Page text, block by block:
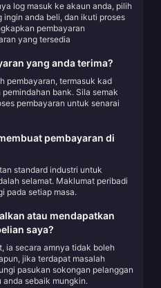
log masuk ke akaun anda, pilih
anda beli, dan ikuti proses
pembayaran
yang tersedia
yang anda terima?
pembayaran, termasuk kad
bank. Sila semak
pembayaran untuk senarai
pembayaran di
standard industri untuk
selamat. Maklumat peribadi
pada setiap masa.
atau mendapatkan
saya?
ia secara amnya tidak boleh
jika terdapat masalah
pasukan sokongan pelanggan
anda sebaik mungkin.